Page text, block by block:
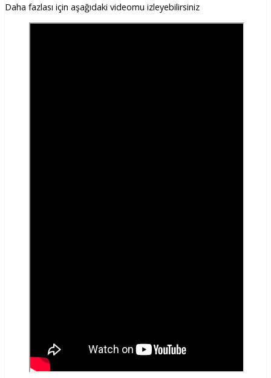
Daha fazlası için aşağıdaki videomu izleyebilirsiniz